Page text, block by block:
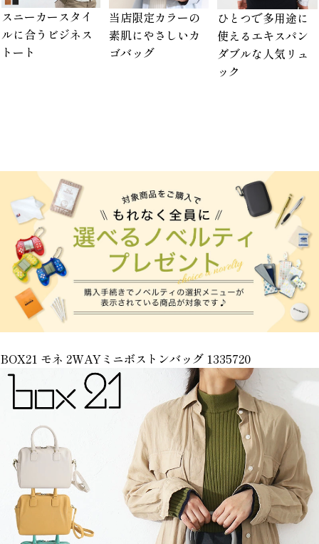
スニーカースタイ
ルに合うビジネス
トート
当店限定カラーの
素肌にやさしいカ
ゴバッグ
ひとつで多用途に
使えるエキスパン
ダブルな人気リュ
ック
BOX21 モネ 2WAYミニボストンバッグ 1335720